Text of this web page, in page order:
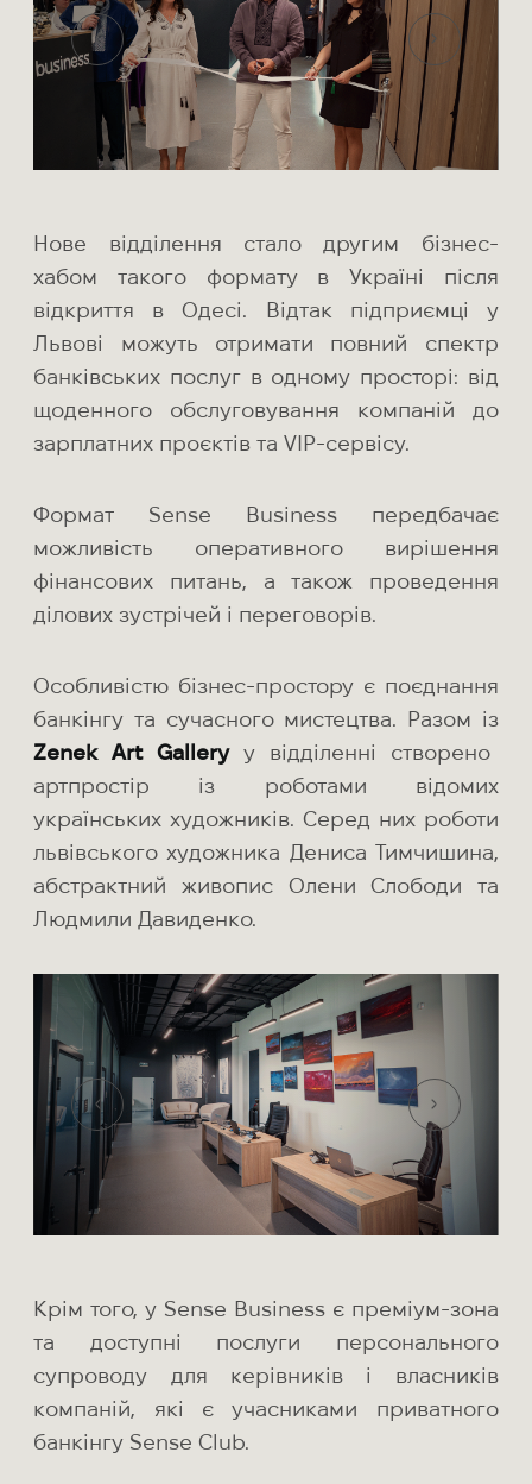
Нове відділення стало другим бізнес-
хабом такого формату в Україні після
відкриття в Одесі. Відтак підприємці у
Львові можуть отримати повний спектр
банківських послуг в одному просторі: від
щоденного обслуговування компаній до
зарплатних проєктів та VIP-сервісу.
Формат Sense Business передбачає
можливість оперативного вирішення
фінансових питань, а також проведення
ділових зустрічей і переговорів.
Особливістю бізнес-простору є поєднання
банкінгу та сучасного мистецтва. Разом із
Zenek Art Gallery у відділенні створено
артпростір із роботами відомих
українських художників. Серед них роботи
львівського художника Дениса Тимчишина,
абстрактний живопис Олени Слободи та
Людмили Давиденко.
Крім того, у Sense Business є преміум-зона
та доступні послуги персонального
супроводу для керівників і власників
компаній, які є учасниками приватного
банкінгу Sense Club.